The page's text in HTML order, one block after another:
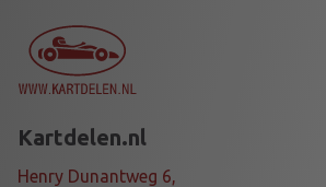
Kartdelen.nl
Henry Dunantweg 6,